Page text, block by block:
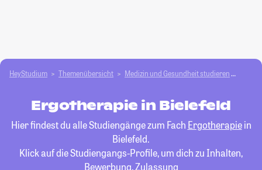
HeyStudium Themenübersicht Medizin und Gesundheit studieren
Ergotherapie in Bielefeld
Hier findest du alle Studiengänge zum Fach Ergotherapiein
Bielefeld.
Klick auf die Studiengangs-Profile, um dich zu Inhalten,
Bewerbung, Zulassung